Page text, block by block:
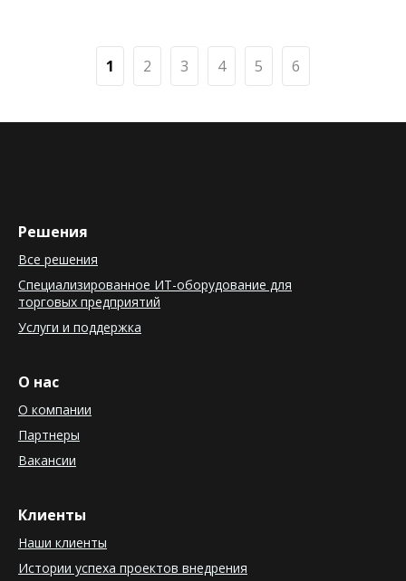
1 2 3 4 5 6
Решения
Все решения
Специализированное ИТ-оборудование для
торговых предприятий
Услуги и поддержка
О нас
О компании
Партнеры
Вакансии
Клиенты
Наши клиенты
Истории успеха проектов внедрения